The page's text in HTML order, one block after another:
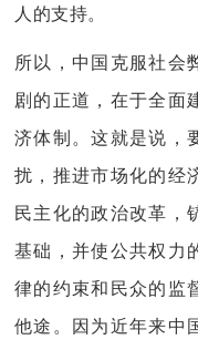
人的支持。
所以，中国克服社会
剧的正道，在于全面
济体制。这就是说，
扰，推进市场化的经
民主化的政治改革，
基础，并使公共权力
律的约束和民众的监
他途。因为近年来中